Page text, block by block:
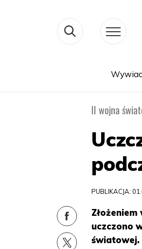
II wojna
PUBLIKACJA:
uczczono
światowej.